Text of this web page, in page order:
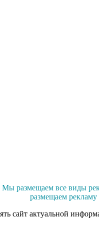
размещаем все виды
размещаем рекламу
сайт актуальной